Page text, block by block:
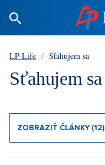
LP-Life / Sťahujem sa
Sťahujem sa
ZOBRAZIŤ ČLÁNKY (12)